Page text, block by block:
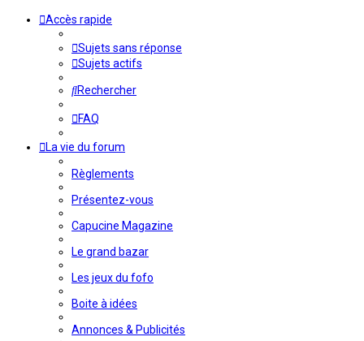
Accès rapide
Sujets sans réponse
Sujets actifs
Rechercher
FAQ
La vie du forum
Règlements
Présentez-vous
Capucine Magazine
Le grand bazar
Les jeux du fofo
Boite à idées
Annonces & Publicités